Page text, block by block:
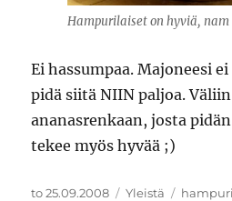
Hampurilaiset on hyviä, nam
Ei hassumpaa. Majoneesi
pidä siitä NIIN paljoa.
ananasrenkaan, josta
tekee myös hyvää ;)
Julkaistu
to 25.09.2008 Kategoriat
Yleistä